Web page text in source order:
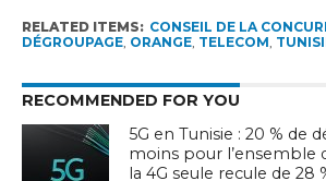
RELATED ITEMS: CONSEIL DE LA
DÉGROUPAGE, ORANGE, TELECOM,
RECOMMENDED FOR YOU
5G en Tunisie : 20 % de
moins pour l’ensemble
la 4G seule recule de 28